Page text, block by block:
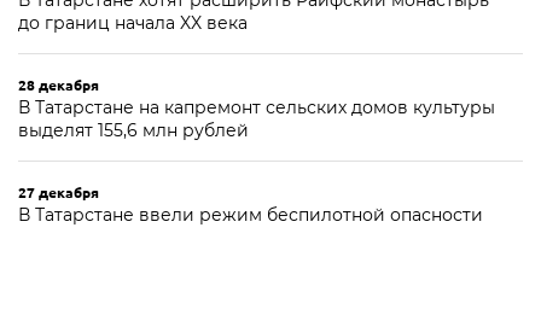
до границ начала XX века
28 декабря
В Татарстане на капремонт сельских домов культуры
выделят 155,6 млн рублей
27 декабря
В Татарстане ввели режим беспилотной опасности